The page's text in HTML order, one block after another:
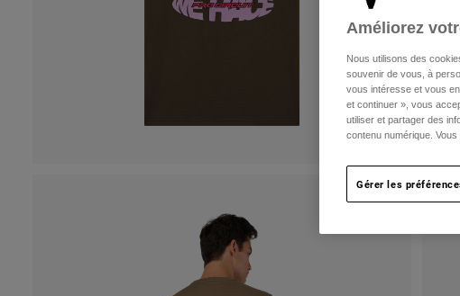
Améliorez
Nous utilisons des
souvenir de vous, à
vous intéresse et vous
et continuer », vous
utiliser et partager des
contenu numérique.
Gérer les